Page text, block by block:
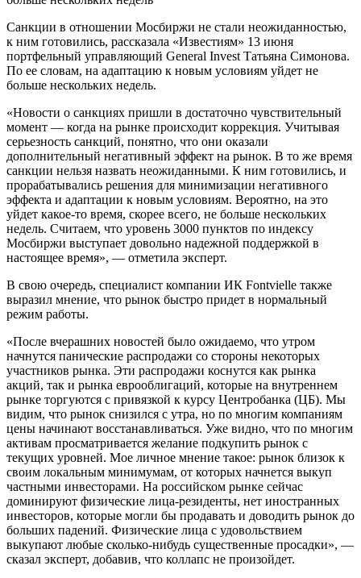
Санкции в отношении Мосбиржи не стали неожиданностью,
к ним готовились, рассказала «Известиям» 13 июня
портфельный управляющий General Invest Татьяна Симонова.
По ее словам, на адаптацию к новым условиям уйдет не
больше нескольких недель.
«Новости о санкциях пришли в достаточно чувствительный
момент — когда на рынке происходит коррекция. Учитывая
серьезность санкций, понятно, что они оказали
дополнительный негативный эффект на рынок. В то же время
санкции нельзя назвать неожиданными. К ним готовились, и
прорабатывались решения для минимизации негативного
эффекта и адаптации к новым условиям. Вероятно, на это
уйдет какое-то время, скорее всего, не больше нескольких
недель. Считаем, что уровень 3000 пунктов по индексу
Мосбиржи выступает довольно надежной поддержкой в
настоящее время», — отметила эксперт.
В свою очередь, специалист компании ИК Fontvielle также
выразил мнение, что рынок быстро придет в нормальный
режим работы.
«После вчерашних новостей было ожидаемо, что утром
начнутся панические распродажи со стороны некоторых
участников рынка. Эти распродажи коснутся как рынка
акций, так и рынка еврооблигаций, которые на внутреннем
рынке торгуются с привязкой к курсу Центробанка (ЦБ). Мы
видим, что рынок снизился с утра, но по многим компаниям
цены начинают восстанавливаться. Уже видно, что по многим
активам просматривается желание подкупить рынок с
текущих уровней. Мое личное мнение такое: рынок близок к
своим локальным минимумам, от которых начнется выкуп
частными инвесторами. На российском рынке сейчас
доминируют физические лица-резиденты, нет иностранных
инвесторов, которые могли бы продавать и доводить рынок до
больших падений. Физические лица с удовольствием
выкупают любые сколько-нибудь существенные просадки», —
сказал эксперт, добавив, что коллапс не произойдет.